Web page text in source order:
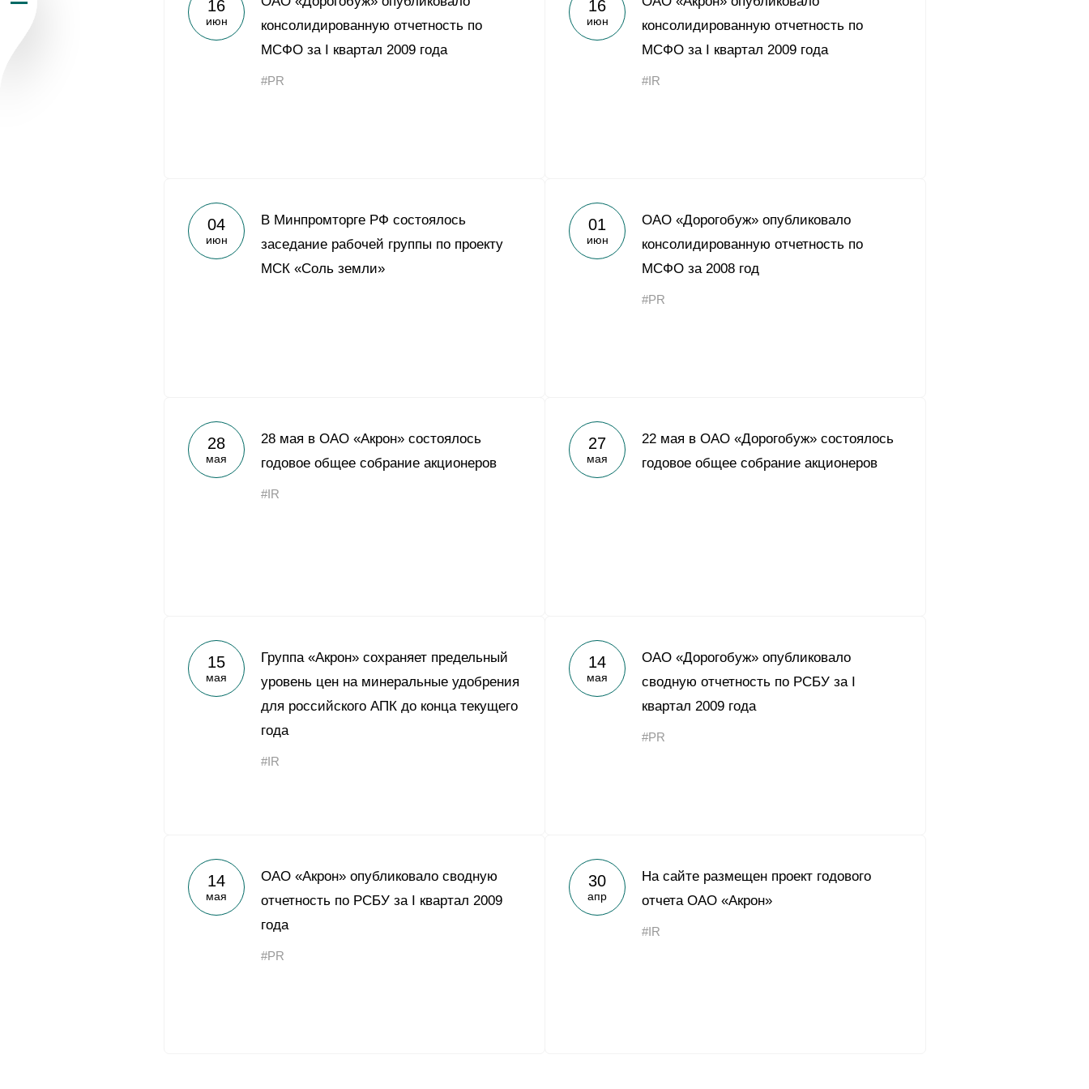
Yong Sheng Feng
Acron Argentina S.R.L
Acron Brasil Ltda.
Пресс-центр
Карьера
16
июн
консолидированную отчетность по
МСФО за I квартал 2009 года
#PR
16
июн
консолидированную отчетность по
МСФО за I квартал 2009 года
#IR
04
июн
В Минпромторге РФ состоялось
заседание рабочей группы по проекту
МСК «Соль земли»
01
июн
ОАО «Дорогобуж» опубликовало
консолидированную отчетность по
МСФО за 2008 год
#PR
28
мая
28 мая в ОАО «Акрон» состоялось
годовое общее собрание акционеров
#IR
27
мая
22 мая в ОАО «Дорогобуж» состоялось
годовое общее собрание акционеров
15
мая
Группа «Акрон» сохраняет предельный
уровень цен на минеральные удобрения
для российского АПК до конца текущего
года
#IR
14
мая
ОАО «Дорогобуж» опубликовало
сводную отчетность по РСБУ за I
квартал 2009 года
#PR
14
мая
ОАО «Акрон» опубликовало сводную
отчетность по РСБУ за I квартал 2009
года
#PR
30
апр
На сайте размещен проект годового
отчета ОАО «Акрон»
#IR